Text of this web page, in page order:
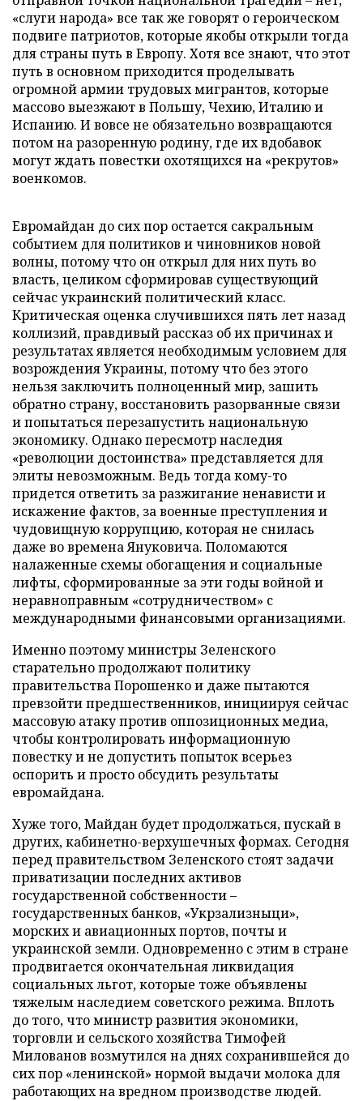
«слуги народа» все так же говорят о героическом
подвиге патриотов, которые якобы открыли тогда
для страны путь в Европу. Хотя все знают, что этот
путь в основном приходится проделывать
огромной армии трудовых мигрантов, которые
массово выезжают в Польшу, Чехию, Италию и
Испанию. И вовсе не обязательно возвращаются
потом на разоренную родину, где их вдобавок
могут ждать повестки охотящихся на «рекрутов»
военкомов.
Евромайдан до сих пор остается сакральным
событием для политиков и чиновников новой
волны, потому что он открыл для них путь во
власть, целиком сформировав существующий
сейчас украинский политический класс.
Критическая оценка случившихся пять лет назад
коллизий, правдивый рассказ об их причинах и
результатах является необходимым условием для
возрождения Украины, потому что без этого
нельзя заключить полноценный мир, зашить
обратно страну, восстановить разорванные связи
и попытаться перезапустить национальную
экономику. Однако пересмотр наследия
«революции достоинства» представляется для
элиты невозможным. Ведь тогда кому-то
придется ответить за разжигание ненависти и
искажение фактов, за военные преступления и
чудовищную коррупцию, которая не снилась
даже во времена Януковича. Поломаются
налаженные схемы обогащения и социальные
лифты, сформированные за эти годы войной и
неравноправным «сотрудничеством» с
международными финансовыми организациями.
Именно поэтому министры Зеленского
старательно продолжают политику
правительства Порошенко и даже пытаются
превзойти предшественников, инициируя сейчас
массовую атаку против оппозиционных медиа,
чтобы контролировать информационную
повестку и не допустить попыток всерьез
оспорить и просто обсудить результаты
евромайдана.
Хуже того, Майдан будет продолжаться, пускай в
других, кабинетно-верхушечных формах. Сегодня
перед правительством Зеленского стоят задачи
приватизации последних активов
государственной собственности –
государственных банков, «Укрзализныци»,
морских и авиационных портов, почты и
украинской земли. Одновременно с этим в стране
продвигается окончательная ликвидация
социальных льгот, которые тоже объявлены
тяжелым наследием советского режима. Вплоть
до того, что министр развития экономики,
торговли и сельского хозяйства Тимофей
Милованов возмутился на днях сохранившейся до
сих пор «ленинской» нормой выдачи молока для
работающих на вредном производстве людей.